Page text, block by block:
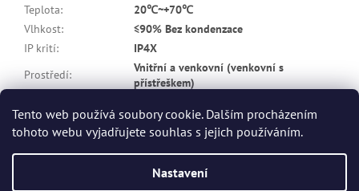
Tento web používá soubory cookie. Dalším procházením
tohoto webu vyjadřujete souhlas s jejich používáním.
Nastavení
Teplota:
20℃~+70℃
Vlhkost:
≤90% Bez kondenzace
IP krití:
IP4X
Prostředí:
Vnitřní a venkovní (venkovní s
přístřeškem)